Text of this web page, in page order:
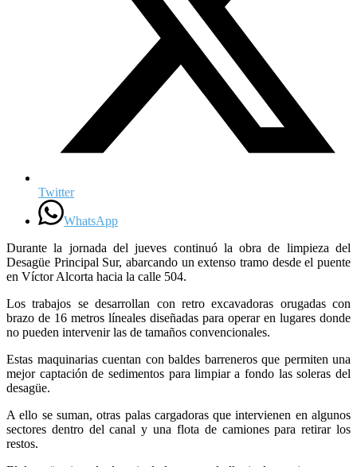
Twitter
WhatsApp
Durante la jornada del jueves continuó la obra de limpieza del
Desagüe Principal Sur, abarcando un extenso tramo desde el puente
en Víctor Alcorta hacia la calle 504.
Los trabajos se desarrollan con retro excavadoras orugadas con
brazo de 16 metros líneales diseñadas para operar en lugares donde
no pueden intervenir las de tamaños convencionales.
Estas maquinarias cuentan con baldes barreneros que permiten una
mejor captación de sedimentos para limpiar a fondo las soleras del
desagüe.
A ello se suman, otras palas cargadoras que intervienen en algunos
sectores dentro del canal y una flota de camiones para retirar los
restos.